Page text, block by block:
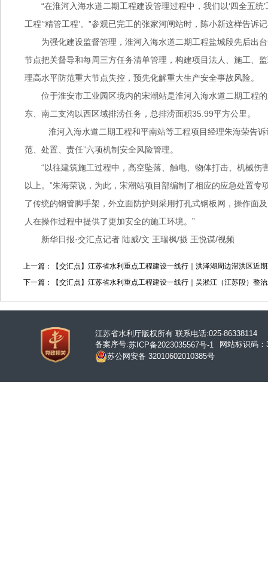
“在淮河入海水道二期工程建设管理过程中，我们以‘四全五统
工程’‘精管工程’。”参观已完工的张家河闸站时，陈小新这样告诉
为强化建设监督管理，淮河入海水道二期工程盐城段先后出
节点把关督导和每周三方任务清单管理，构建项目法人、施工、
理高水平防范重大节点失控，预先化解重大生产安全事故风险。
位于淮安市工业园区境内的宋潮站是淮河入海水道二期工程
东、南二支沟以西区域排涝任务，总排涝面积35.99平方公里。
淮河入海水道二期工程和平南站等工程项目经理朱海荣告
范、处置、责任”六项机制安全风险管理。
“以往建筑施工过程中，高空坠落、触电、物体打击、机械
以上。”朱海荣说，为此，宋潮站项目部编制了相应的应急处置
了传统的钢管脚手架，外立面防护则采用打孔式钢板网，操作面
人在操作过程中提供了更加安全的施工环境。”
新华日报·交汇点记者 陆威/文 王瑞枫/摄 王悦谋/视频
上一篇：【交汇点】江苏省水利重点工程建设一线行｜洪泽湖周边滞洪区近
下一篇：【交汇点】江苏省水利重点工程建设一线行｜吴淞江（江苏段）整
江苏省水利厅版权所有 联系电话:025-86338114
备案序号:苏ICP备2023035567号-1
网站标识码
苏公网安备 32010602010385号